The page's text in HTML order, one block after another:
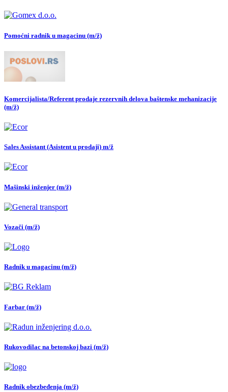
Pomoćni radnik u magacinu (m/ž)
Komercijalista/Referent prodaje rezervnih delova baštenske mehanizacije
(m/ž)
Sales Assistant (Asistent u prodaji) m/ž
Mašinski inženjer (m/ž)
Vozači (m/ž)
Radnik u magacinu (m/ž)
Farbar (m/ž)
Rukovodilac na betonskoj bazi (m/ž)
Radnik obezbeđenja (m/ž)